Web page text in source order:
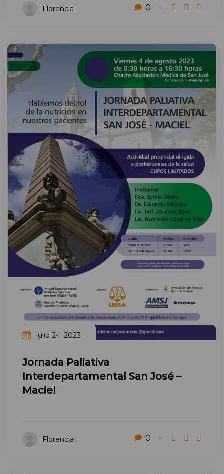
Florencia 0
julio 24, 2023
Jornada Paliativa
Interdepartamental San José –
Maciel
Florencia 0